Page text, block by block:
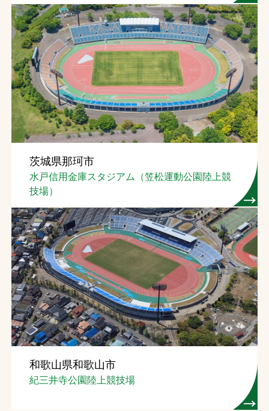
茨城県那珂市
水戸信用金庫スタジアム（笠松運動公園陸上競
技場）
和歌山県和歌山市
紀三井寺公園陸上競技場